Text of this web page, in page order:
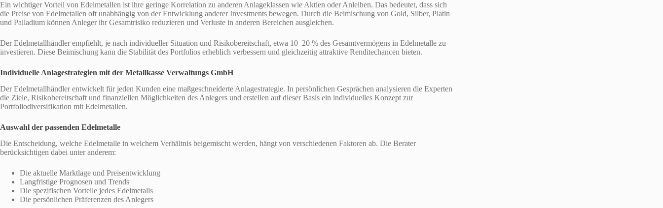
Ein wichtiger Vorteil von Edelmetallen ist ihre geringe Korrelation zu anderen Anlageklassen wie Aktien oder Anleihen. Das bedeutet, dass sich
die Preise von Edelmetallen oft unabhängig von der Entwicklung anderer Investments bewegen. Durch die Beimischung von Gold, Silber, Platin
und Palladium können Anleger ihr Gesamtrisiko reduzieren und Verluste in anderen Bereichen ausgleichen.
Der Edelmetallhändler empfiehlt, je nach individueller Situation und Risikobereitschaft, etwa 10–20 % des Gesamtvermögens in Edelmetalle zu
investieren. Diese Beimischung kann die Stabilität des Portfolios erheblich verbessern und gleichzeitig attraktive Renditechancen bieten.
Individuelle Anlagestrategien mit der Metallkasse Verwaltungs GmbH
Der Edelmetallhändler entwickelt für jeden Kunden eine maßgeschneiderte Anlagestrategie. In persönlichen Gesprächen analysieren die Experten
die Ziele, Risikobereitschaft und finanziellen Möglichkeiten des Anlegers und erstellen auf dieser Basis ein individuelles Konzept zur
Portfoliodiversifikation mit Edelmetallen.
Auswahl der passenden Edelmetalle
Die Entscheidung, welche Edelmetalle in welchem Verhältnis beigemischt werden, hängt von verschiedenen Faktoren ab. Die Berater
berücksichtigen dabei unter anderem:
Die aktuelle Marktlage und Preisentwicklung
Langfristige Prognosen und Trends
Die spezifischen Vorteile jedes Edelmetalls
Die persönlichen Präferenzen des Anlegers